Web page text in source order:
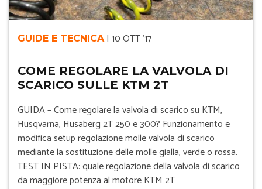
GUIDE E TECNICA | 10 OTT '17
COME REGOLARE LA VALVOLA DI
SCARICO SULLE KTM 2T
GUIDA – Come regolare la valvola di scarico su KTM,
Husqvarna, Husaberg 2T 250 e 300? Funzionamento e
modifica setup regolazione molle valvola di scarico
mediante la sostituzione delle molle gialla, verde o rossa.
TEST IN PISTA: quale regolazione della valvola di scarico
da maggiore potenza al motore KTM 2T